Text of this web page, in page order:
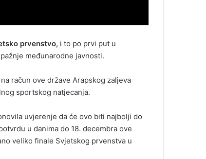
prvenstvo, i to po prvi put u
međunarodne javnosti.
račun ove države Arapskog zaljeva
sportskog natjecanja.
uvjerenje da će ovo biti najbolji do
u danima do 18. decembra ove
veliko finale Svjetskog prvenstva u